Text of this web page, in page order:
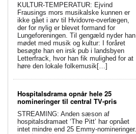
KULTUR-TEMPERATUR: Ejvind
Frausings mors musikalske kunnen er
ikke gået i arv til Hvidovre-overlægen,
der for nylig er blevet formand for
Lungeforeningen. Til gengæld nyder han
mødet med musik og kultur: I foråret
besøgte han en irsk pub i landsbyen
Letterfrack, hvor han fik mulighed for at
høre den lokale folkemusik[…]
Hospitalsdrama opnår hele 25
nomineringer til central TV-pris
STREAMING: Anden sæson af
hospitalsdramaet ‘The Pitt’ har opnået
intet mindre end 25 Emmy-nomineringer.